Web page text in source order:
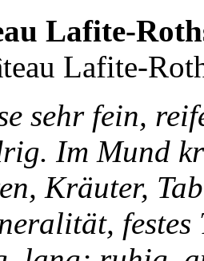
Lafite-
Lafite-
sehr fein,
Im Mund
Kräuter,
festes